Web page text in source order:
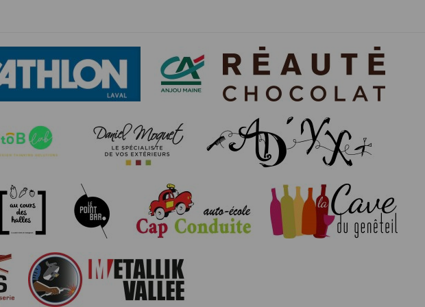
biais des différents formulaires sont conformes à la Loi Informatique
et que le défaut de réponse n'entraîne aucune conséquence
exécution du service commandé. Les données sont également
719 du 1er août 2000, les coordonnées déclarées par l’acheteur
d'accès et de rectification de vos données en nous adressant une
et archivées est strictement limité. Des précautions techniques et
autorisée. Seules les personnes directement reliées à la société
ans les données d’inscription dudit Participant.
mais ne peut être tenu responsable si un organisateur décide de
français, quel que soit le lieu d’utilisation. En cas de contestation
français seront seuls compétents pour connaître de ce litige.
écrire à l’adresse suivante :